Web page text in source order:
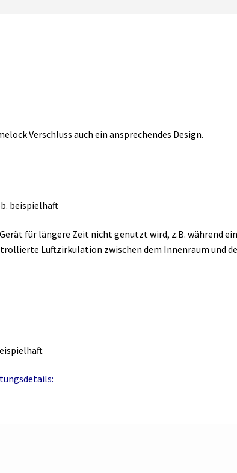
Verschluss auch ein ansprechendes Design.
beispielhaft
für längere Zeit nicht genutzt wird, z.B. während
Luftzirkulation zwischen dem Innenraum und